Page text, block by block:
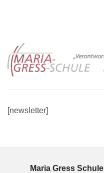
[newsletter]
Maria Gress Schule